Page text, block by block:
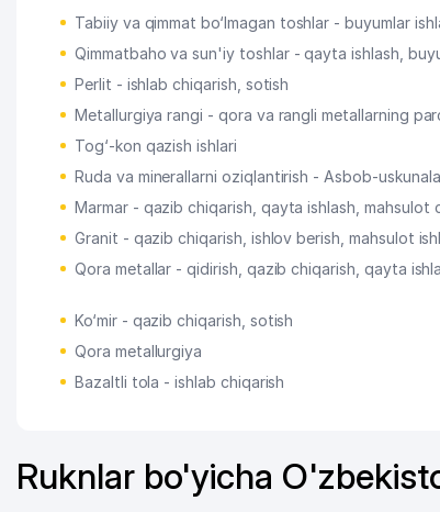
Tabiiy va qimmat bo‘lmagan toshlar - buyumlar
Qimmatbaho va sun'iy toshlar - qayta ishlash,
Perlit - ishlab chiqarish, sotish
Metallurgiya rangi - qora va rangli metallarning
Tog‘-kon qazish ishlari
Ruda va minerallarni oziqlantirish - Asbob-
Marmar - qazib chiqarish, qayta ishlash, mahsulot
Granit - qazib chiqarish, ishlov berish, mahsulot
Qora metallar - qidirish, qazib chiqarish, qayta
Ko‘mir - qazib chiqarish, sotish
Qora metallurgiya
Bazaltli tola - ishlab chiqarish
Ruknlar bo'yicha